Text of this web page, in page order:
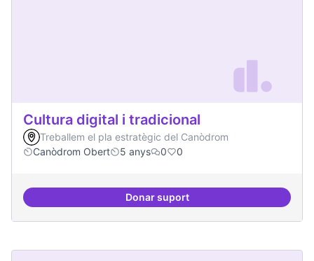
Cultura digital i tradicional
Treballem el pla estratègic del Canòdrom
Canòdrom Obert
5 anys 0 0
Donar suportCultura digital i tradicional